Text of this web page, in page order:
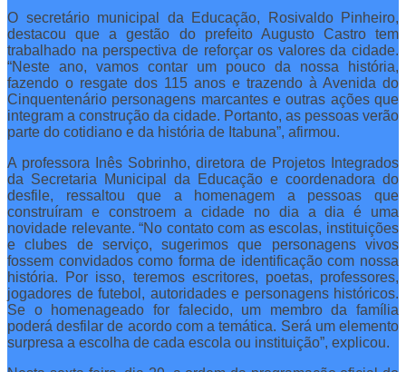
O secretário municipal da Educação, Rosivaldo Pinheiro,
destacou que a gestão do prefeito Augusto Castro tem
trabalhado na perspectiva de reforçar os valores da cidade.
“Neste ano, vamos contar um pouco da nossa história,
fazendo o resgate dos 115 anos e trazendo à Avenida do
Cinquentenário personagens marcantes e outras ações que
integram a construção da cidade. Portanto, as pessoas verão
parte do cotidiano e da história de Itabuna”, afirmou.
A professora Inês Sobrinho, diretora de Projetos Integrados
da Secretaria Municipal da Educação e coordenadora do
desfile, ressaltou que a homenagem a pessoas que
construíram e constroem a cidade no dia a dia é uma
novidade relevante. “No contato com as escolas, instituições
e clubes de serviço, sugerimos que personagens vivos
fossem convidados como forma de identificação com nossa
história. Por isso, teremos escritores, poetas, professores,
jogadores de futebol, autoridades e personagens históricos.
Se o homenageado for falecido, um membro da família
poderá desfilar de acordo com a temática. Será um elemento
surpresa a escolha de cada escola ou instituição”, explicou.